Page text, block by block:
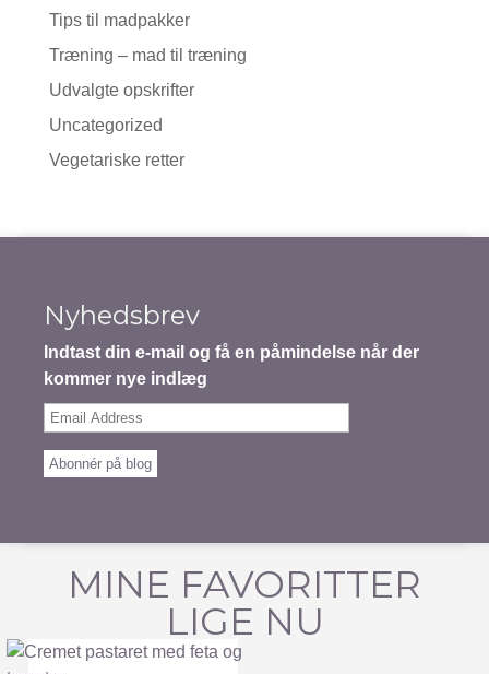
Tips til madpakker
Træning – mad til træning
Udvalgte opskrifter
Uncategorized
Vegetariske retter
Nyhedsbrev
Indtast din e-mail og få en påmindelse når der
kommer nye indlæg
Email
Abonnér på blog
MINE FAVORITTER
LIGE NU